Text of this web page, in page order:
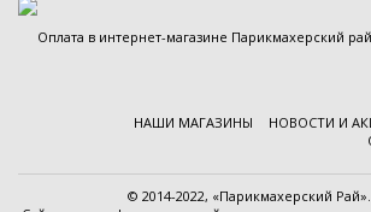
НАШИ МАГАЗИНЫ НОВОСТИ И
© 2014-2022, «Парикмахерский